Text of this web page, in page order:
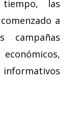
las
a
campañas